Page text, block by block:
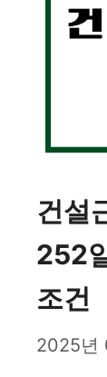
건설
252
조건
2025년